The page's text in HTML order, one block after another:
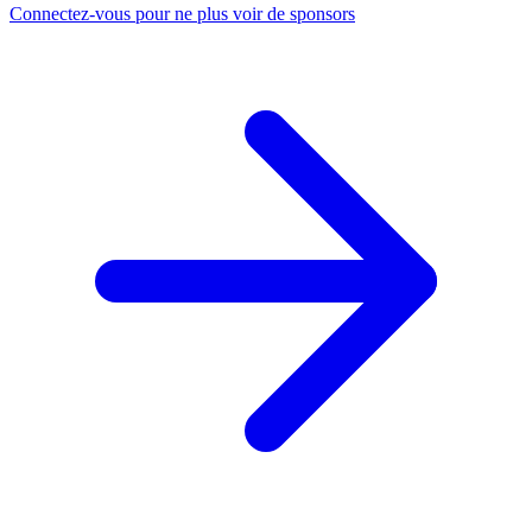
Connectez-vous pour ne plus voir de sponsors